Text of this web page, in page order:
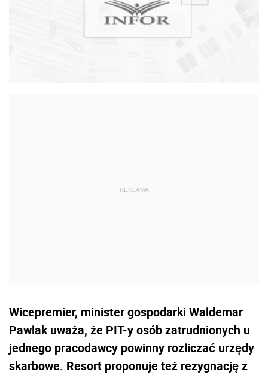
Wicepremier, minister gospodarki Waldemar
Pawlak uważa, że PIT-y osób zatrudnionych u
jednego pracodawcy powinny rozliczać urzędy
skarbowe. Resort proponuje też rezygnację z